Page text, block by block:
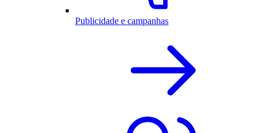
Publicidade e campanhas